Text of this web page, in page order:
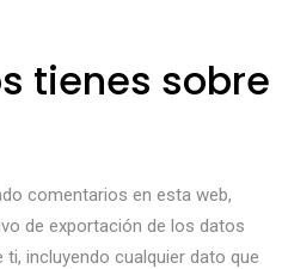
tienes sobre
comentarios en esta web,
de exportación de los datos
incluyendo cualquier dato que